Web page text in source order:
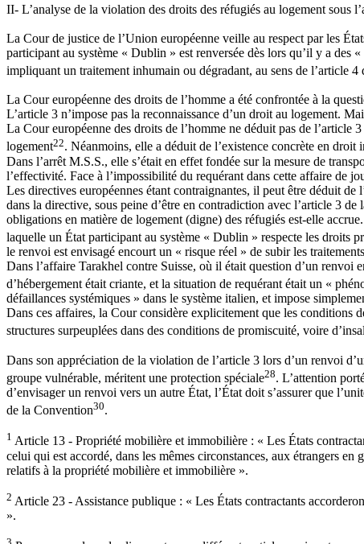
II- L’analyse de la violation des droits des réfugiés au logement sous
La Cour de justice de l’Union européenne veille au respect par les
participant au système « Dublin » est renversée dès lors qu’il y a des
impliquant un traitement inhumain ou dégradant, au sens de l’article
La Cour européenne des droits de l’homme a été confrontée à la
L’article 3 n’impose pas la reconnaissance d’un droit au logement.
La Cour européenne des droits de l’homme ne déduit pas de
logement22. Néanmoins, elle a déduit de l’existence concrète en
Dans l’arrêt M.S.S., elle s’était en effet fondée sur la mesure de
l’effectivité. Face à l’impossibilité du requérant dans cette affaire de
Les directives européennes étant contraignantes, il peut être déduit
dans la directive, sous peine d’être en contradiction avec l’article 3
obligations en matière de logement (digne) des réfugiés est-elle
laquelle un État participant au système « Dublin » respecte les droits
le renvoi est envisagé encourt un « risque réel » de subir les
Dans l’affaire Tarakhel contre Suisse, où il était question d’un renvoi
d’hébergement était criante, et la situation de requérant était un «
défaillances systémiques » dans le système italien, et impose
Dans ces affaires, la Cour considère explicitement que les conditions
structures surpeuplées dans des conditions de promiscuité, voire
Dans son appréciation de la violation de l’article 3 lors d’un renvoi
groupe vulnérable, méritent une protection spéciale28. L’attention
d’envisager un renvoi vers un autre État, l’État doit s’assurer que
de la Convention30.
1 Article 13 - Propriété mobilière et immobilière : « Les États
celui qui est accordé, dans les mêmes circonstances, aux étrangers
relatifs à la propriété mobilière et immobilière ».
2 Article 23 - Assistance publique : « Les États contractants
».